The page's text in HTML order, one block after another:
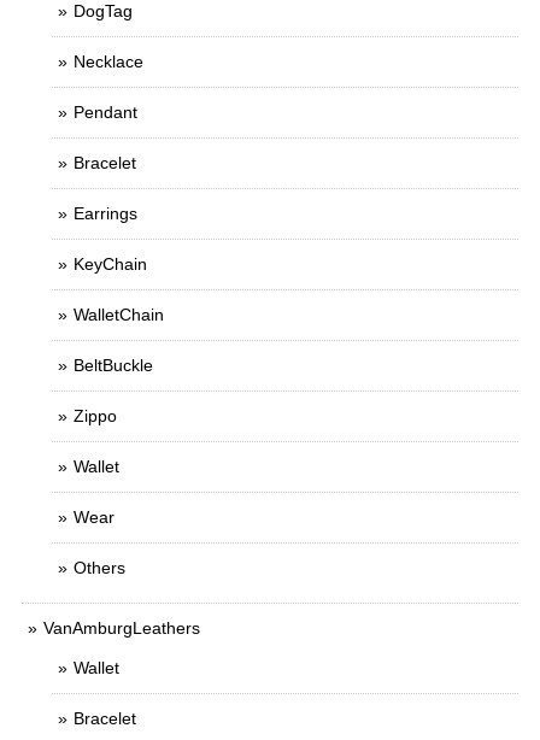
DogTag
Necklace
Pendant
Bracelet
Earrings
KeyChain
WalletChain
BeltBuckle
Zippo
Wallet
Wear
Others
VanAmburgLeathers
Wallet
Bracelet